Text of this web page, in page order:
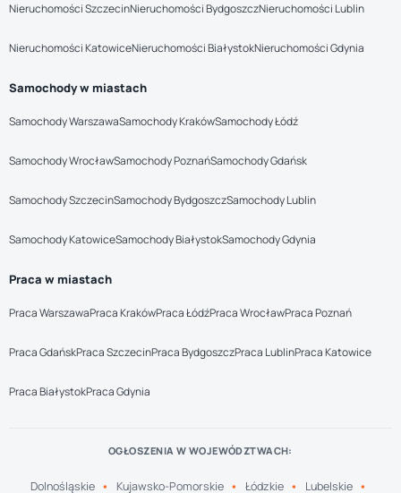
Nieruchomości SzczecinNieruchomości BydgoszczNieruchomości Lublin
Nieruchomości KatowiceNieruchomości BiałystokNieruchomości Gdynia
Samochody w miastach
Samochody WarszawaSamochody KrakówSamochody Łódź
Samochody WrocławSamochody PoznańSamochody Gdańsk
Samochody SzczecinSamochody BydgoszczSamochody Lublin
Samochody KatowiceSamochody BiałystokSamochody Gdynia
Praca w miastach
Praca WarszawaPraca KrakówPraca ŁódźPraca WrocławPraca Poznań
Praca GdańskPraca SzczecinPraca BydgoszczPraca LublinPraca Katowice
Praca BiałystokPraca Gdynia
OGŁOSZENIA W WOJEWÓDZTWACH:
Dolnośląskie Kujawsko-Pomorskie Łódzkie Lubelskie